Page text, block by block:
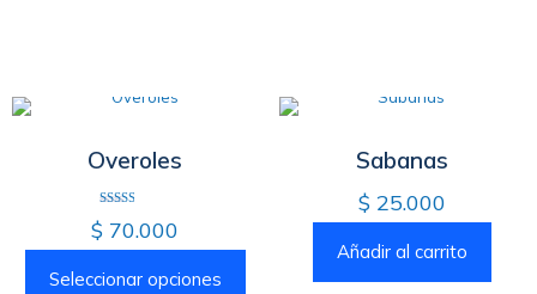
Overoles
con
$ 70.000
Seleccionar opciones
Sabanas
$ 25.000
Añadir al carrito